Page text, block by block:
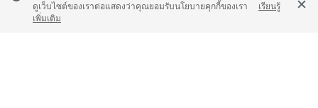
ดูเว็บไซต์ของเราต่อแสดงว่าคุณยอมรับนโยบายคุกกี้ของเรา
เรียนรู้
เพิ่มเติม